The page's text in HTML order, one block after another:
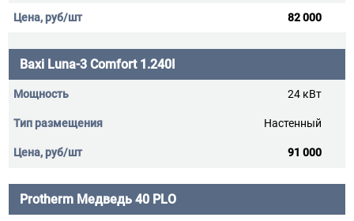
82 000
Baxi Luna-3 Comfort 1.240I
24 кВт
Настенный
91 000
Protherm Медведь 40 PLO